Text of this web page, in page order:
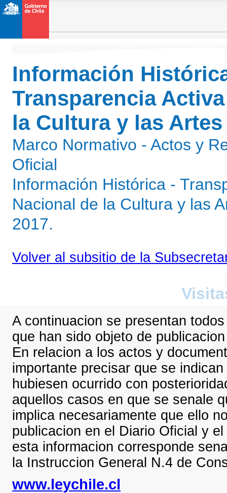
Información
Transparencia
la Cultura y las Artes
Marco Normativo - Actos y
Oficial
Información Histórica -
Nacional de la Cultura y las
2017.
Volver al subsitio de la
A continuacion se presentan
que han sido objeto de
En relacion a los actos y
importante precisar que se
hubiesen ocurrido con
aquellos casos en que se senale
implica necesariamente que ello
publicacion en el Diario Oficial y
esta informacion corresponde
la Instruccion General N.4 de
www.leychile.cl